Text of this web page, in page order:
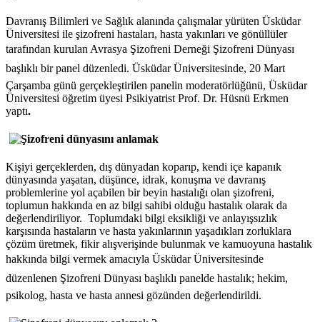
Davranış Bilimleri ve Sağlık alanında çalışmalar yürüten Üsküdar
Üniversitesi ile şizofreni hastaları, hasta yakınları ve gönüllüler
tarafından kurulan Avrasya Şizofreni Derneği Şizofreni Dünyası
başlıklı bir panel düzenledi. Üsküdar Üniversitesinde, 20 Mart
Çarşamba günü gerçekleştirilen panelin moderatörlüğünü, Üsküdar
Üniversitesi öğretim üyesi Psikiyatrist Prof. Dr. Hüsnü Erkmen
yaptı.
Kişiyi gerçeklerden, dış dünyadan koparıp, kendi içe kapanık
dünyasında yaşatan, düşünce, idrak, konuşma ve davranış
problemlerine yol açabilen bir beyin hastalığı olan şizofreni,
toplumun hakkında en az bilgi sahibi olduğu hastalık olarak da
değerlendiriliyor. Toplumdaki bilgi eksikliği ve anlayışsızlık
karşısında hastaların ve hasta yakınlarının yaşadıkları zorluklara
çözüm üretmek, fikir alışverişinde bulunmak ve kamuoyuna hastalık
hakkında bilgi vermek amacıyla Üsküdar Üniversitesinde
düzenlenen Şizofreni Dünyası başlıklı panelde hastalık; hekim,
psikolog, hasta ve hasta annesi gözünden değerlendirildi.